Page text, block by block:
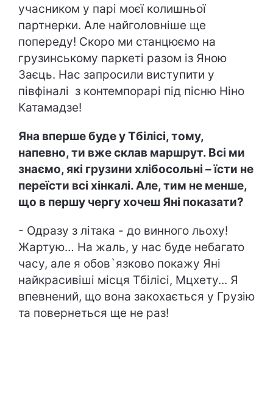
учасником у парі моєї колишньої
партнерки. Але найголовніше ще
попереду! Скоро ми станцюємо на
грузинському паркеті разом із Яною
Заєць. Нас запросили виступити у
півфіналі з контемпорарі під пісню Ніно
Катамадзе!
Яна вперше буде у Тбілісі, тому,
напевно, ти вже склав маршрут. Всі ми
знаємо, які грузини хлібосольні – їсти не
переїсти всі хінкалі. Але, тим не менше,
що в першу чергу хочеш Яні показати?
- Одразу з літака - до винного льоху!
Жартую… На жаль, у нас буде небагато
часу, але я обов`язково покажу Яні
найкрасивіші місця Тбілісі, Мцхету... Я
впевнений, що вона закохається у Грузію
та повернеться ще не раз!